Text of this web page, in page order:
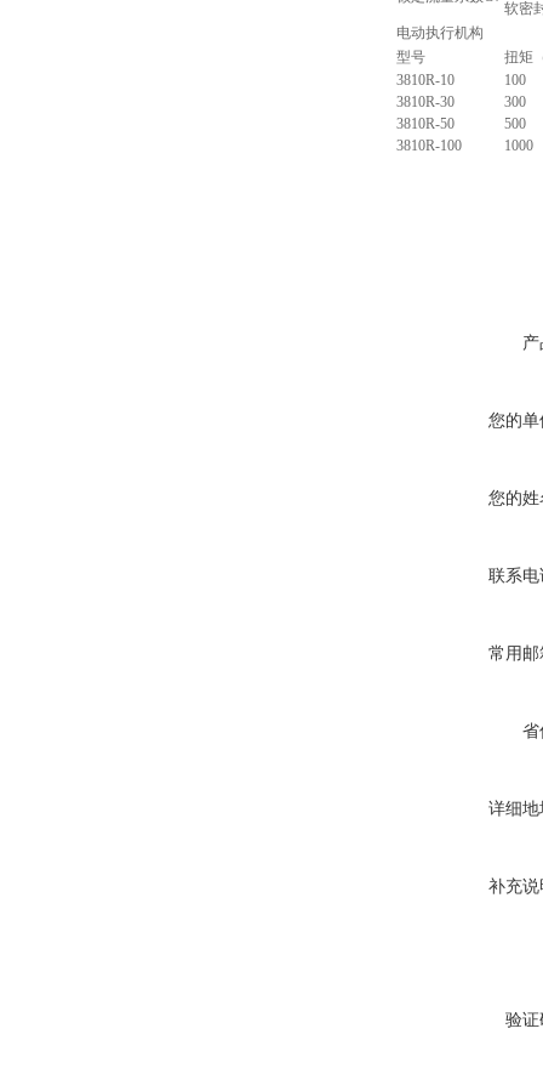
软密
电动执行机构
型号
扭矩
3810R-10
100
3810R-30
300
3810R-50
500
3810R-100
1000
您的单
您的姓
联系电
常用邮
省
详细地
补充说
验证